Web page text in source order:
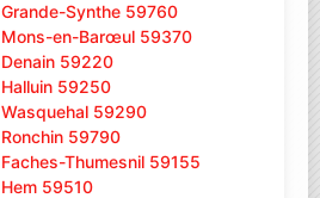
Grande-Synthe 59760
Mons-en-Barœul 59370
Denain 59220
Halluin 59250
Wasquehal 59290
Ronchin 59790
Faches-Thumesnil 59155
Hem 59510